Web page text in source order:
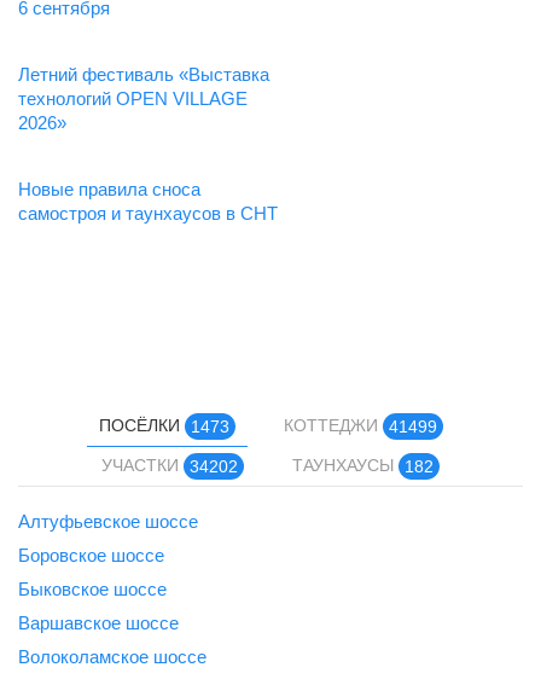
6 сентября
Летний фестиваль «Выставка
технологий OPEN VILLAGE
2026»
Новые правила сноса
самостроя и таунхаусов в СНТ
ПОСЁЛКИ 1473 КОТТЕДЖИ
41499
УЧАСТКИ
34202 ТАУНХАУСЫ 182
Алтуфьевское шоссе
Боровское шоссе
Быковское шоссе
Варшавское шоссе
Волоколамское шоссе